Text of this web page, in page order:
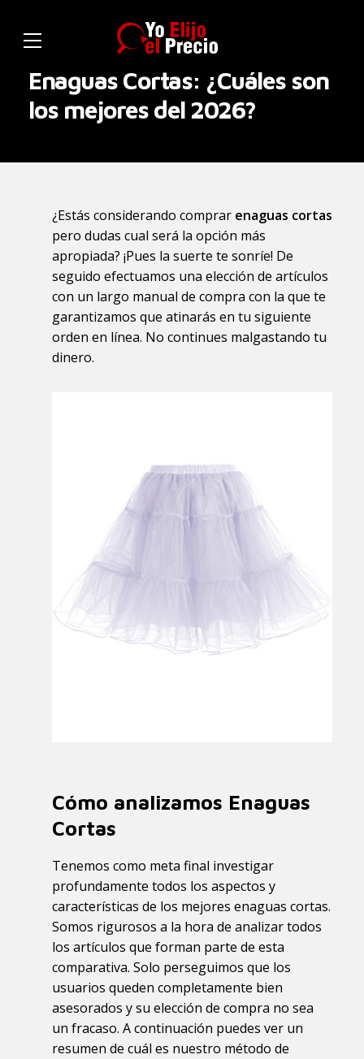
Enaguas Cortas: ¿Cuáles son
los mejores del 2026?
¿Estás considerando comprar enaguas cortas
pero dudas cual será la opción más
apropiada? ¡Pues la suerte te sonríe! De
seguido efectuamos una elección de artículos
con un largo manual de compra con la que te
garantizamos que atinarás en tu siguiente
orden en línea. No continues malgastando tu
dinero.
Cómo analizamos Enaguas
Cortas
Tenemos como meta final investigar
profundamente todos los aspectos y
características de los mejores enaguas cortas.
Somos rigurosos a la hora de analizar todos
los artículos que forman parte de esta
comparativa. Solo perseguimos que los
usuarios queden completamente bien
asesorados y su elección de compra no sea
un fracaso. A continuación puedes ver un
resumen de cuál es nuestro método de